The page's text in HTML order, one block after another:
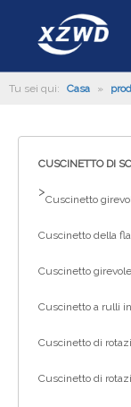
Tu sei qui: Casa »
CUSCINETTO DI
>
Cuscinetto
Cuscinetto della
Cuscinetto
Cuscinetto a rulli
Cuscinetto di
Cuscinetto di